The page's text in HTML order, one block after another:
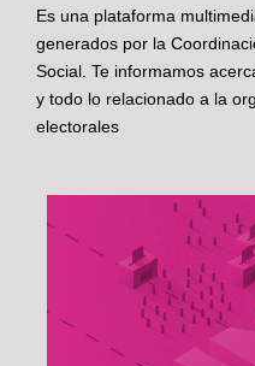
Es una plataforma
generados por la
Social. Te informamos
y todo lo relacionado a la
electorales